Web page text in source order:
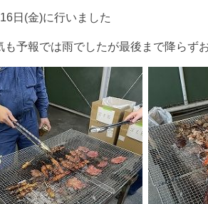
日(金)に行いました
も予報では雨でしたが最後まで降らず